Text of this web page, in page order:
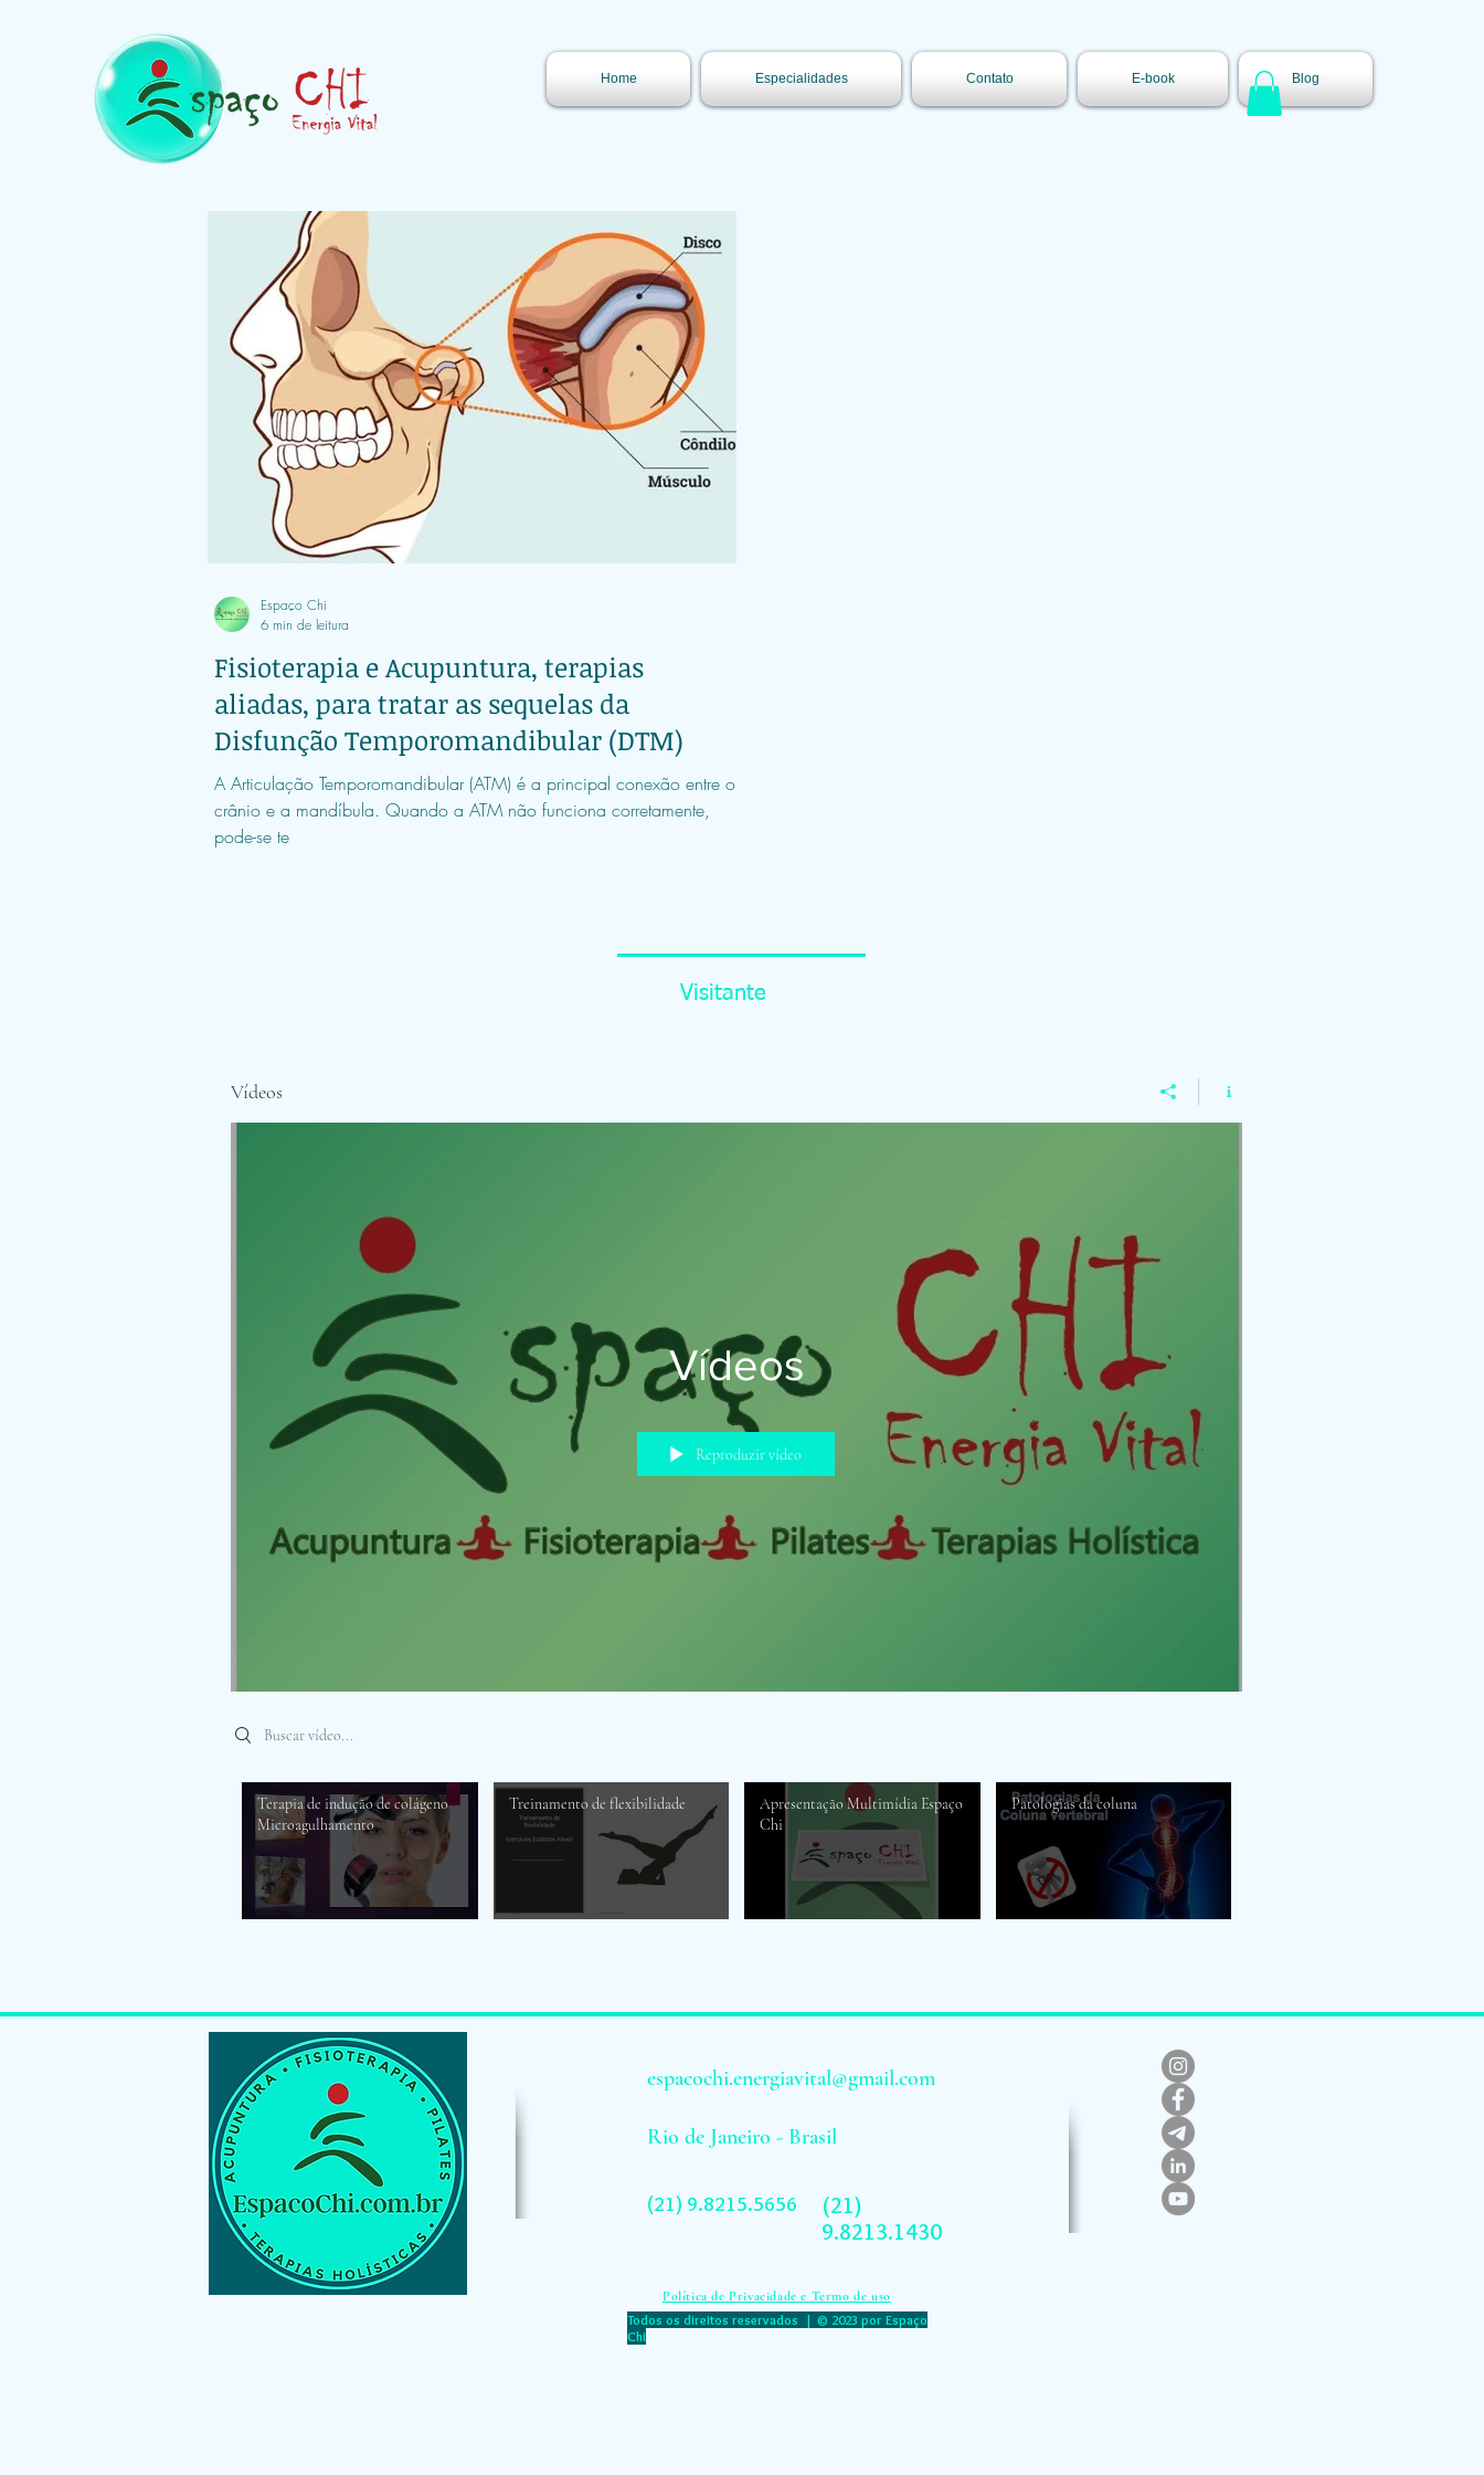
Home Especialidades Contato E-book Blog
Fisioterapia e Acupuntura, terapias
aliadas, para tratar as sequelas da
Disfunção Temporomandibular (DTM)
A Articulação Temporomandibular (ATM) é a principal conexão entre o
crânio e a mandíbula. Quando a ATM não funciona corretamente,
pode-se te
Espaço Chi
6 min de leitura
Visitante
Vídeos
Vídeos
Reproduzir vídeo
Search videos
Terapia de indução de colágeno
Microagulhamento
Treinamento de flexibilidade
Apresentação Multimídia Espaço
Chi
Patologias da coluna
espacochi.energiavital@gmail.com
Rio de Janeiro - Brasil
(21) 9.8215.5656
(21)
9.8213.1430
Política de Privacidade e Termo de uso
Todos os direitos reservados | © 2023 por Espaço
Chi